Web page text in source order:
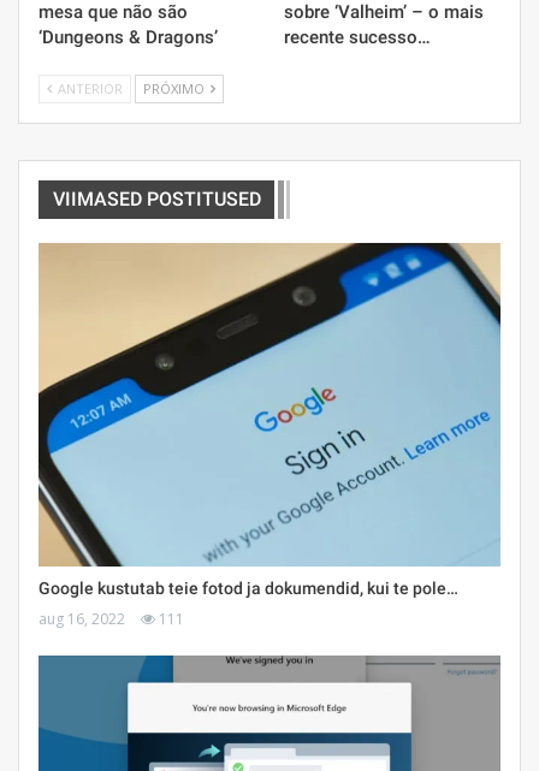
mesa que não são
‘Dungeons & Dragons’
sobre ‘Valheim’ – o mais
recente sucesso…
ANTERIOR PRÓXIMO
VIIMASED POSTITUSED
Google kustutab teie fotod ja dokumendid, kui te pole…
aug 16, 2022 111